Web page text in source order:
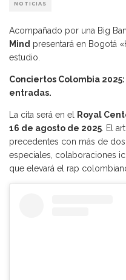
NOTICIAS
Acompañado por una Big
Mind presentará en Bogotá
estudio.
Conciertos Colombia
entradas.
La cita será en el Royal
16 de agosto de 2025. El
precedentes con más de
especiales, colaboraciones
que elevará el rap